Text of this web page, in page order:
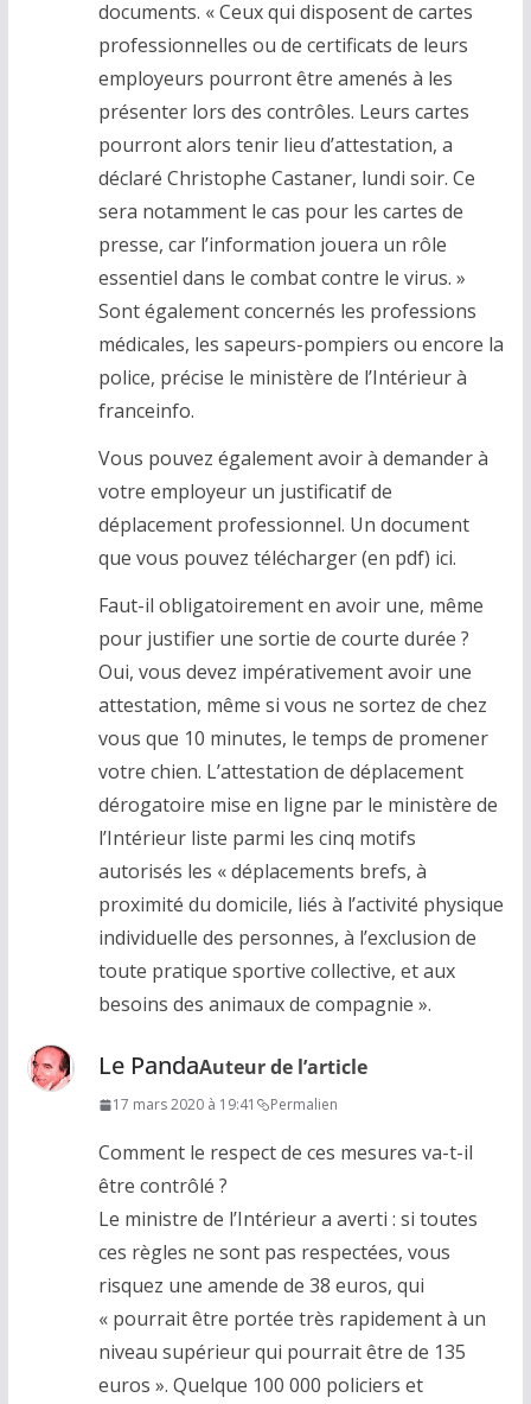
documents. « Ceux qui disposent de cartes
professionnelles ou de certificats de leurs
employeurs pourront être amenés à les
présenter lors des contrôles. Leurs cartes
pourront alors tenir lieu d’attestation, a
déclaré Christophe Castaner, lundi soir. Ce
sera notamment le cas pour les cartes de
presse, car l’information jouera un rôle
essentiel dans le combat contre le virus. »
Sont également concernés les professions
médicales, les sapeurs-pompiers ou encore la
police, précise le ministère de l’Intérieur à
franceinfo.
Vous pouvez également avoir à demander à
votre employeur un justificatif de
déplacement professionnel. Un document
que vous pouvez télécharger (en pdf) ici.
Faut-il obligatoirement en avoir une, même
pour justifier une sortie de courte durée ?
Oui, vous devez impérativement avoir une
attestation, même si vous ne sortez de chez
vous que 10 minutes, le temps de promener
votre chien. L’attestation de déplacement
dérogatoire mise en ligne par le ministère de
l’Intérieur liste parmi les cinq motifs
autorisés les « déplacements brefs, à
proximité du domicile, liés à l’activité physique
individuelle des personnes, à l’exclusion de
toute pratique sportive collective, et aux
besoins des animaux de compagnie ».
Le PandaAuteur de l’article
17 mars 2020 à 19:41 Permalien
Comment le respect de ces mesures va-t-il
être contrôlé ?
Le ministre de l’Intérieur a averti : si toutes
ces règles ne sont pas respectées, vous
risquez une amende de 38 euros, qui
« pourrait être portée très rapidement à un
niveau supérieur qui pourrait être de 135
euros ». Quelque 100 000 policiers et